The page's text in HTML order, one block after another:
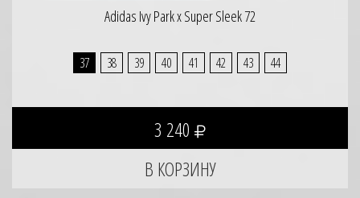
Adidas Ivy Park x Super Sleek 72
37 38 39 40 41 42 43 44
3 240